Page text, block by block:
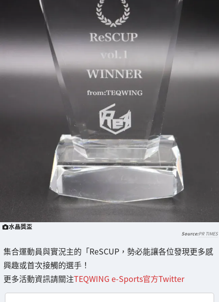
水晶獎盃
PR TIMES
集合運動員與實況主的「ReSCUP，勢必能讓各位發現更多感
興趣或首次接觸的選手！
更多活動資訊請關注TEQWING e-Sports官方Twitter